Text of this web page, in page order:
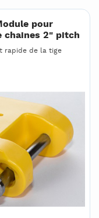
pour
chaines 2" pitch
rapide de la tige